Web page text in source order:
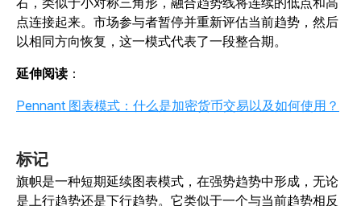
点连接起来。市场参与者暂停并重新评估当前趋势，然后
以相同方向恢复，这一模式代表了一段整合期。
延伸阅读 ：
Pennant 图表模式：什么是加密货币交易以及如何使用？
标记
旗帜是一种短期延续图表模式，在强势趋势中形成，无论
是上行趋势还是下行趋势。它类似于一个与当前趋势相反